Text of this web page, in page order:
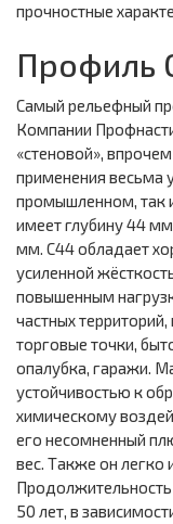
прочностные
Профиль
Самый рельефный
Компании
«стеновой»,
применения весьма
промышленном, так
имеет глубину 44
мм. С44 обладает
усиленной
повышенным
частных
торговые точки,
опалубка, гаражи.
устойчивостью к
химическому
его несомненный
вес. Также он легко
50 лет, в